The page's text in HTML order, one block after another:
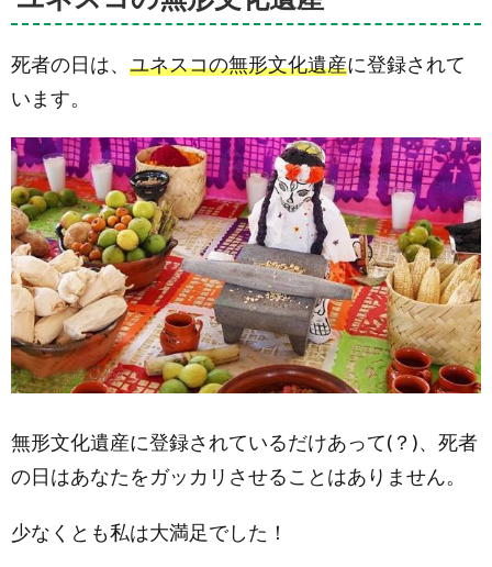
死者の日は、 ユネスコの無形文化遺産に登録されて
います。
無形文化遺産に登録されているだけあって(？)、死者
の日はあなたをガッカリさせることはありません。
少なくとも私は大満足でした！